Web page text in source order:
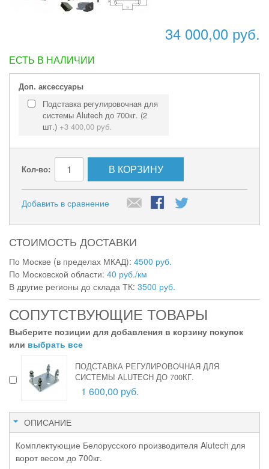
34 000,00 руб.
ЕСТЬ В НАЛИЧИИ
Доп. аксессуары
Подставка регулировочная для
системы Alutech до 700кг. (2
шт.) +3 400,00 руб.
Кол-во: В КОРЗИНУ
Добавить в сравнение
СТОИМОСТЬ ДОСТАВКИ
По Москве (в пределах МКАД): 4500 руб.
По Московской области: 40 руб./км
В другие регионы до склада ТК: 3500 руб.
СОПУТСТВУЮЩИЕ ТОВАРЫ
Выберите позиции для добавления в корзину покупок
или выбрать все
ПОДСТАВКА РЕГУЛИРОВОЧНАЯ ДЛЯ
СИСТЕМЫ ALUTECH ДО 700КГ.
1 600,00 руб.
ОПИСАНИЕ
Комплектующие Белорусского производителя Alutech для
ворот весом до 700кг.